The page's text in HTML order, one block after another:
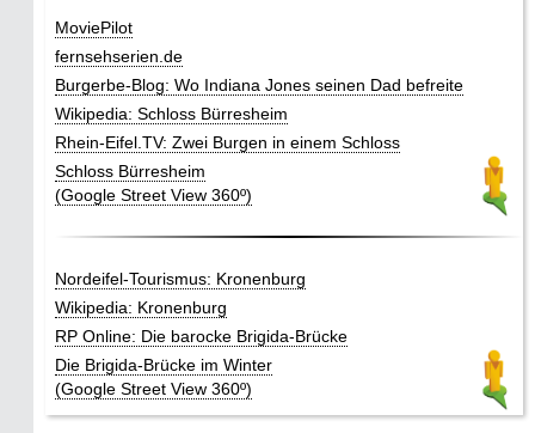
MoviePilot
fernsehserien.de
Burgerbe-Blog: Wo Indiana Jones seinen Dad befreite
Wikipedia: Schloss Bürresheim
Rhein-Eifel.TV: Zwei Burgen in einem Schloss
Schloss Bürresheim
(Google Street View 360º)
Nordeifel-Tourismus: Kronenburg
Wikipedia: Kronenburg
RP Online: Die barocke Brigida-Brücke
Die Brigida-Brücke im Winter
(Google Street View 360º)